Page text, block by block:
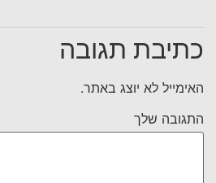
כתיבת תגובה
האימייל לא יוצג באתר.
התגובה שלך